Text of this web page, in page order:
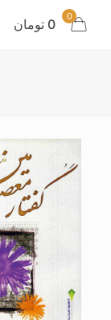
0 0 تومان